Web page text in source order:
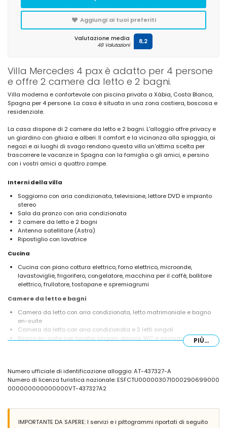
Villa Mercedes 4 pax è adatto per 4 persone
e offre 2 camere da letto e 2 bagni.
Villa moderna e confortevole con piscina privata a Xàbia, Costa Blanca,
Spagna per 4 persone. La casa è situata in una zona costiera, boscosa e
residenziale.
La casa dispone di 2 camere da letto e 2 bagni. L'alloggio offre privacy e
un giardino con ghiaia e alberi. Il comfort e la vicinanza alla spiaggia, ai
negozi e ai luoghi di svago rendono questa villa un'ottima scelta per
trascorrere le vacanze in Spagna con la famiglia o gli amici, e persino
con i vostri amici a quattro zampe.
Interni della villa
Soggiorno con aria condizionata, televisione, lettore DVD e impianto
stereo
Sala da pranzo con aria condizionata
2 camere da letto e 2 bagni
Antenna satellitare (Astra)
Ripostiglio con lavatrice
Cucina
Cucina con piano cottura elettrico, forno elettrico, microonde,
lavastoviglie, frigorifero, congelatore, macchina per il caffè, bollitore
elettrico, frullatore, tostapane e spremiagrumi
Camere da letto e bagni
Camera da letto con aria condizionata, letto matrimoniale e bagno
en-suite
Camera da letto con aria condizionata e 2 letti singoli
Bagno en-suite con lavabo singolo, doccia, WC e asciugacapelli
Terreno recintato
Piscina privata di 8m x 4m e profondità di 2m
Giardino con ghiaia, alberi e mobili da giardino con lettini
2 terrazze, di cui 1 coperta
Barbecue
PIÙ...
Numero ufficiale di identificazione alloggio: AT-437327-A
Numero di licenza turistica nazionale: ESFCTU000003071000290699000
000000000000000VT-437327A2
IMPORTANTE DA SAPERE: I servizi e i pittogrammi riportati di seguito
Aggiungi ai tuoi preferiti
Valutazione media
48 Valutazioni 8,2